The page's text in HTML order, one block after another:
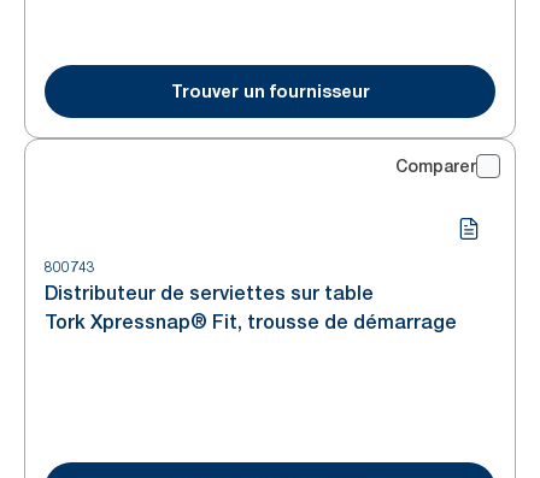
Trouver un fournisseur
Comparer
800743
Distributeur de serviettes sur table
Tork Xpressnap® Fit, trousse de démarrage